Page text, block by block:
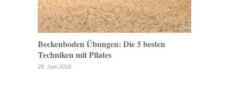
Beckenboden Übungen: Die 5 besten
Techniken mit Pilates
28. Juni 2018